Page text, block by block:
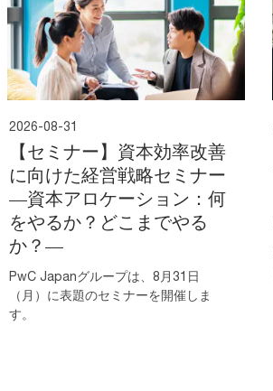
2026-08-31
【セミナー】資本効率改善
に向けた経営戦略セミナー
―資本アロケーション：何
をやるか？どこまでやる
か？―
PwC Japanグループは、8月31日
（月）に表題のセミナーを開催しま
す。